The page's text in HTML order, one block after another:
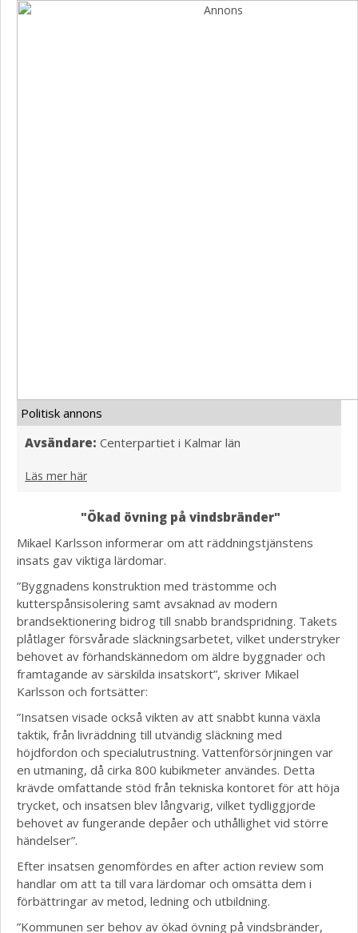
Politisk annons
Avsändare: Centerpartiet i Kalmar län
Läs mer här
"Ökad övning på vindsbränder"
Mikael Karlsson informerar om att räddningstjänstens
insats gav viktiga lärdomar.
”Byggnadens konstruktion med trästomme och
kutterspånsisolering samt avsaknad av modern
brandsektionering bidrog till snabb brandspridning. Takets
plåtlager försvårade släckningsarbetet, vilket understryker
behovet av förhandskännedom om äldre byggnader och
framtagande av särskilda insatskort”, skriver Mikael
Karlsson och fortsätter:
”Insatsen visade också vikten av att snabbt kunna växla
taktik, från livräddning till utvändig släckning med
höjdfordon och specialutrustning. Vattenförsörjningen var
en utmaning, då cirka 800 kubikmeter användes. Detta
krävde omfattande stöd från tekniska kontoret för att höja
trycket, och insatsen blev långvarig, vilket tydliggjorde
behovet av fungerande depåer och uthållighet vid större
händelser”.
Efter insatsen genomfördes en after action review som
handlar om att ta till vara lärdomar och omsätta dem i
förbättringar av metod, ledning och utbildning.
”Kommunen ser behov av ökad övning på vindsbränder,